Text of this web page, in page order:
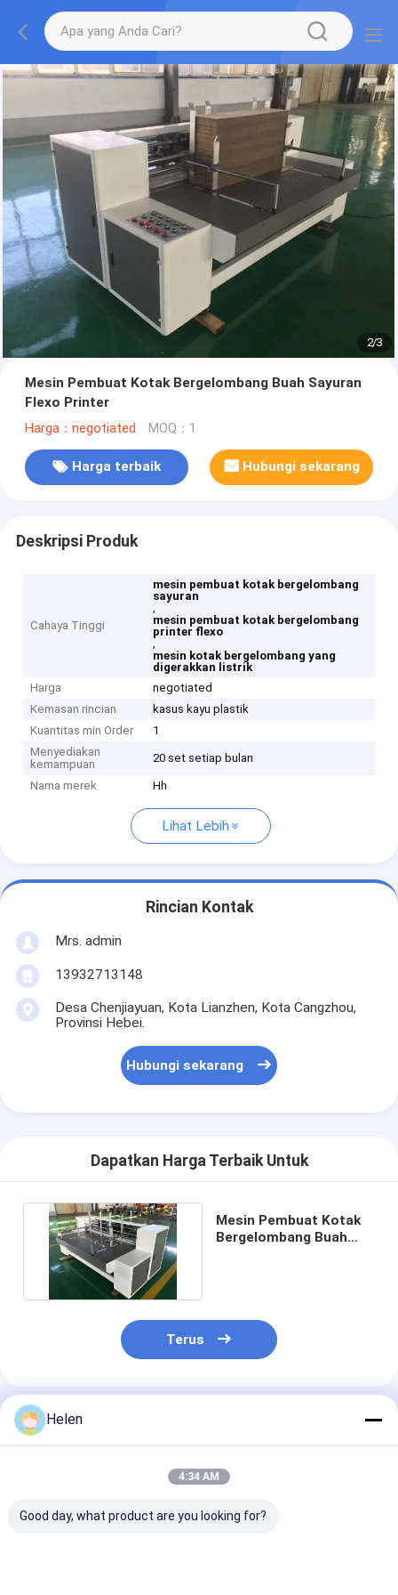
2/3
Mesin Pembuat Kotak Bergelombang Buah Sayuran
Flexo Printer
Harga：negotiated MOQ：1
Harga terbaik Hubungi sekarang
Deskripsi Produk
Cahaya Tinggi
mesin pembuat kotak bergelombang
sayuran
,
mesin pembuat kotak bergelombang
printer flexo
,
mesin kotak bergelombang yang
digerakkan listrik
Harga
negotiated
Kemasan rincian
kasus kayu plastik
Kuantitas min Order
1
Menyediakan
kemampuan
20 set setiap bulan
Nama merek Hh
Lihat Lebih
Rincian Kontak
Mrs. admin
13932713148
Desa Chenjiayuan, Kota Lianzhen, Kota Cangzhou,
Provinsi Hebei.
Hubungi sekarang
Dapatkan Harga Terbaik Untuk
Mesin Pembuat Kotak
Bergelombang Buah
Terus
Rekomendasi Produk
Helen
4:34 AM
Good day, what product are you looking for?